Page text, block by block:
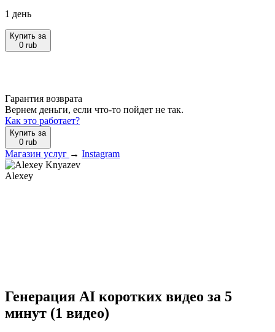
1 день
Купить за
0 rub
Гарантия возврата
Вернем деньги, если что-то пойдет не так.
Как это работает?
Купить за
0 rub
Магазин услуг → Instagram
Alexey
Генерация AI коротких видео за 5
минут (1 видео)